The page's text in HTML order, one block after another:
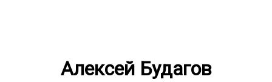
Алексей Будагов